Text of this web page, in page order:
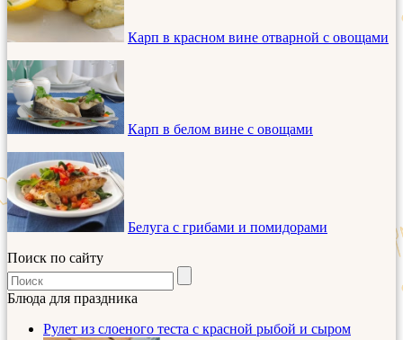
Карп в красном вине отварной с овощами
Карп в белом вине с овощами
Белуга с грибами и помидорами
Поиск по сайту
Блюда для праздника
Рулет из слоеного теста с красной рыбой и сыром